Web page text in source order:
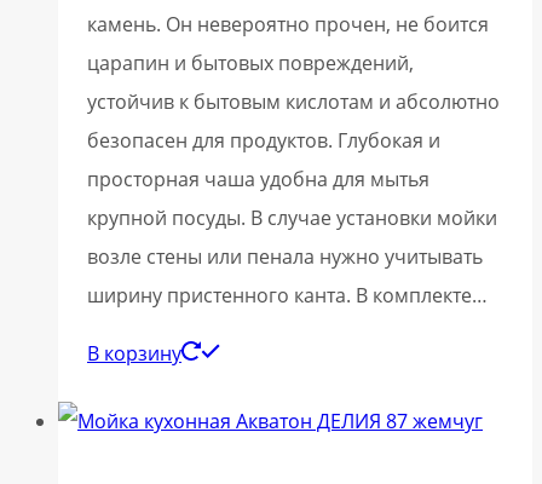
камень. Он невероятно прочен, не боится
царапин и бытовых повреждений,
устойчив к бытовым кислотам и абсолютно
безопасен для продуктов. Глубокая и
просторная чаша удобна для мытья
крупной посуды. В случае установки мойки
возле стены или пенала нужно учитывать
ширину пристенного канта. В комплекте…
В корзину